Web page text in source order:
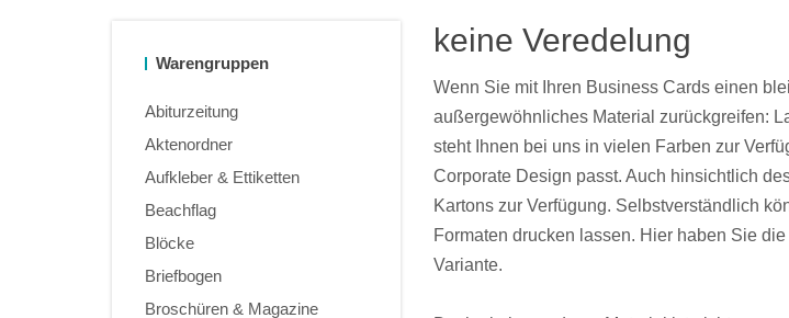
Warengruppen
Abiturzeitung
Aktenordner
Aufkleber & Ettiketten
Beachflag
Blöcke
Briefbogen
Broschüren & Magazine
keine Veredelung
Wenn Sie mit Ihren Business Cards einen
außergewöhnliches Material zurückgreifen:
steht Ihnen bei uns in vielen Farben zur
Corporate Design passt. Auch hinsichtlich
Kartons zur Verfügung. Selbstverständlich
Formaten drucken lassen. Hier haben Sie
Variante.